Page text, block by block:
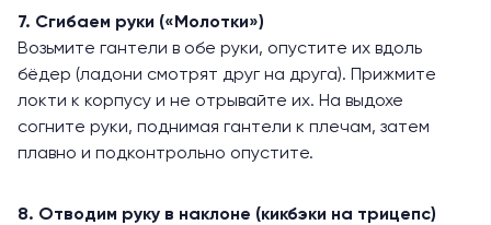
7. Сгибаем руки («Молотки»)
Возьмите гантели в обе руки, опустите их вдоль
бёдер (ладони смотрят друг на друга). Прижмите
локти к корпусу и не отрывайте их. На выдохе
согните руки, поднимая гантели к плечам, затем
плавно и подконтрольно опустите.
8. Отводим руку в наклоне (кикбэки на трицепс)